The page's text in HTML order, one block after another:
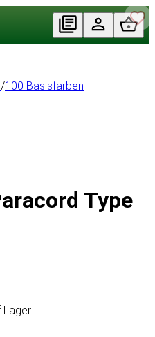
/100 Basisfarben
Type
Lager